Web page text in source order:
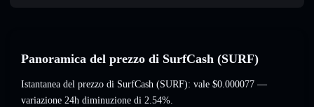
Panoramica del prezzo di SurfCash (SURF)
Istantanea del prezzo di SurfCash (SURF): vale $0.000077 —
variazione 24h diminuzione di 2.54%.